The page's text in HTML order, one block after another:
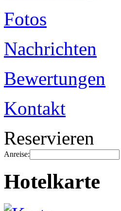
Fotos
Nachrichten
Bewertungen
Kontakt
Reservieren
Anreise:
Hotelkarte